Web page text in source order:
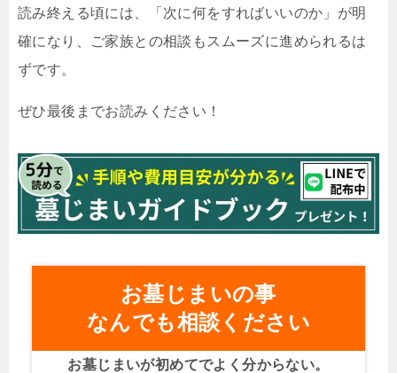
読み終える頃には、「次に何をすればいいのか」が明
確になり、ご家族との相談もスムーズに進められるは
ずです。
ぜひ最後までお読みください！
お墓じまいの事
なんでも相談ください
お墓じまいが初めてでよく分からない。